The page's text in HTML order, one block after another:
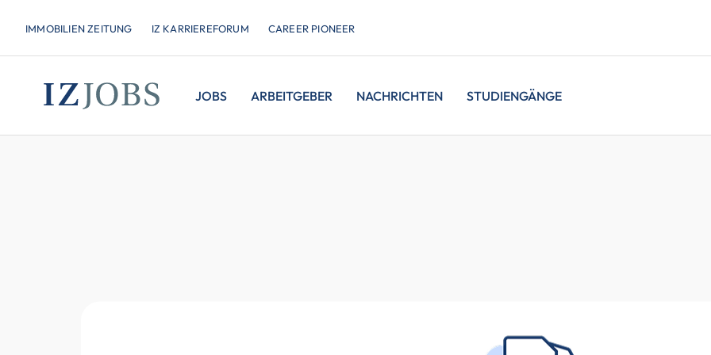
IMMOBILIEN ZEITUNG IZ KARRIEREFORUM CAREER PIONEER
JOBS ARBEITGEBER NACHRICHTEN STUDIENGÄNGE